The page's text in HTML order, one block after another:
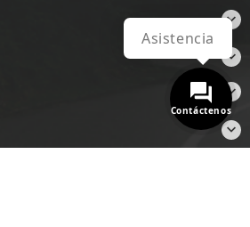




Contáctenos
Asistencia